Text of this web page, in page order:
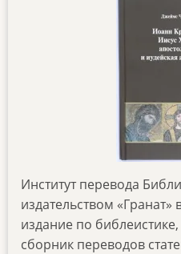
Институт перевода
издательством
издание по
сборник переводов